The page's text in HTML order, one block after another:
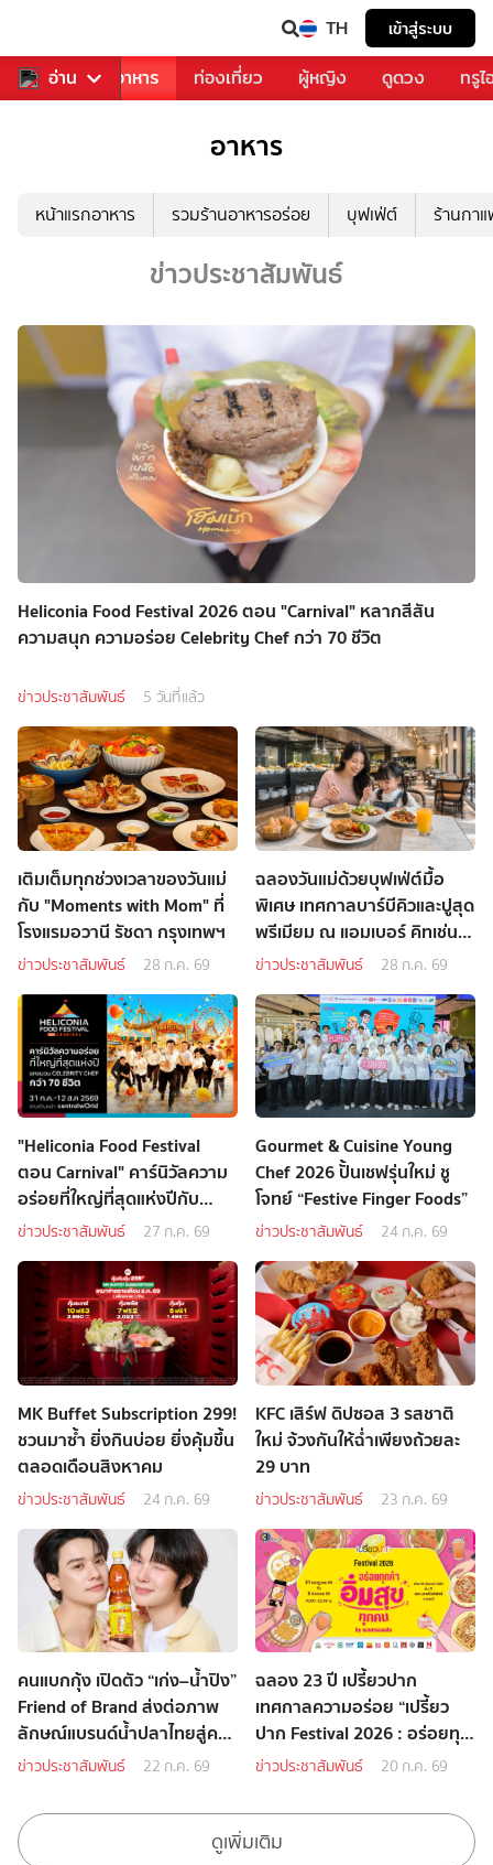
TH เข้าสู่ระบบ
อ่าน
การเพลง อาหาร ท่องเที่ยว ผู้หญิง ดูดวง ทรู
อาหาร
หน้าแรกอาหาร รวมร้านอาหารอร่อย บุฟเฟ่ต์ ร้านกา
ข่าวประชาสัมพันธ์
Heliconia Food Festival 2026 ตอน "Carnival" หลากสีสัน
ความสนุก ความอร่อย Celebrity Chef กว่า 70 ชีวิต
ข่าวประชาสัมพันธ์ 5 วันที่แล้ว
เติมเต็มทุกช่วงเวลาของวันแม่
กับ "Moments with Mom" ที่
โรงแรมอวานี รัชดา กรุงเทพฯ
ข่าวประชาสัมพันธ์ 28 ก.ค. 69
ฉลองวันแม่ด้วยบุฟเฟ่ต์มื้อ
พิเศษ เทศกาลบาร์บีคิวและปูสุด
พรีเมียม ณ แอมเบอร์ คิทเช่น
โรงแรมหัวหิน แมริออท รีสอร์ท
ข่าวประชาสัมพันธ์ 28 ก.ค. 69
"Heliconia Food Festival
ตอน Carnival" คาร์นิวัลความ
อร่อยที่ใหญ่ที่สุดแห่งปีกับ
Celebrity Chef กว่า 70 ชีวิต
ข่าวประชาสัมพันธ์ 27 ก.ค. 69
Gourmet & Cuisine Young
Chef 2026 ปั้นเชฟรุ่นใหม่ ชู
โจทย์ “Festive Finger Foods”
ข่าวประชาสัมพันธ์ 24 ก.ค. 69
MK Buffet Subscription 299!
ชวนมาซ้ำ ยิ่งกินบ่อย ยิ่งคุ้มขึ้น
ตลอดเดือนสิงหาคม
ข่าวประชาสัมพันธ์ 24 ก.ค. 69
KFC เสิร์ฟ ดิปซอส 3 รสชาติ
ใหม่ จ้วงกันให้ฉ่ำเพียงถ้วยละ
29 บาท
ข่าวประชาสัมพันธ์ 23 ก.ค. 69
คนแบกกุ้ง เปิดตัว “เก่ง–น้ำปิง”
Friend of Brand ส่งต่อภาพ
ลักษณ์แบรนด์น้ำปลาไทยสู่คน
รุ่นใหม่
ข่าวประชาสัมพันธ์ 22 ก.ค. 69
ฉลอง 23 ปี เปรี้ยวปาก
เทศกาลความอร่อย “เปรี้ยว
ปาก Festival 2026 : อร่อยทุก
คำ อิ่มสุขทุกคน”
ข่าวประชาสัมพันธ์ 20 ก.ค. 69
ดูเพิ่มเติม